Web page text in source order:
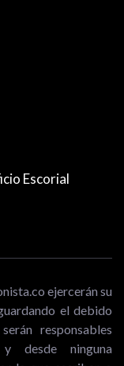
Escorial
ejercerán su
el debido
responsables
desde ninguna